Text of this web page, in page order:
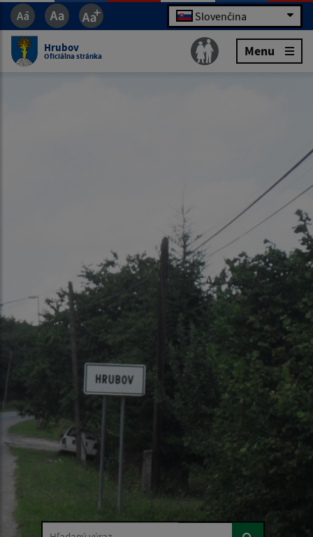
Slovenčina
Hrubov
Oficiálna stránka Menu
Hľadaný výraz...